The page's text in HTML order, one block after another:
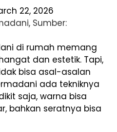
22, 2026
di rumah memang
dan estetik. Tapi,
bisa asal-asalan
ada tekniknya
saja, warna bisa
bahkan seratnya bisa